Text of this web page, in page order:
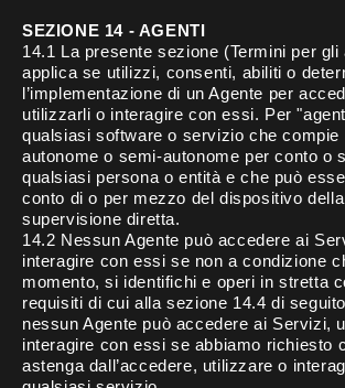
SEZIONE 14 - AGENTI
14.1 La presente sezione (Termini per gli
applica se utilizzi, consenti, abiliti o
l’implementazione di un Agente per
utilizzarli o interagire con essi. Per
qualsiasi software o servizio che compie
autonome o semi-autonome per conto o
qualsiasi persona o entità e che può
conto di o per mezzo del dispositivo
supervisione diretta.
14.2 Nessun Agente può accedere ai
interagire con essi se non a condizione
momento, si identifichi e operi in stretta
requisiti di cui alla sezione 14.4 di
nessun Agente può accedere ai Servizi,
interagire con essi se abbiamo richiesto
astenga dall’accedere, utilizzare o